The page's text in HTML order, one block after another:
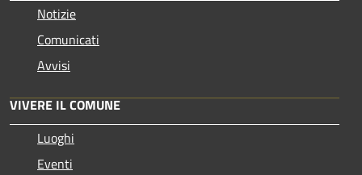
Notizie
Comunicati
Avvisi
VIVERE IL COMUNE
Luoghi
Eventi